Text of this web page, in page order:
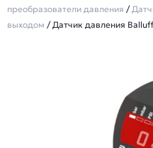
преобразователи давления /
выходом / Датчик давления